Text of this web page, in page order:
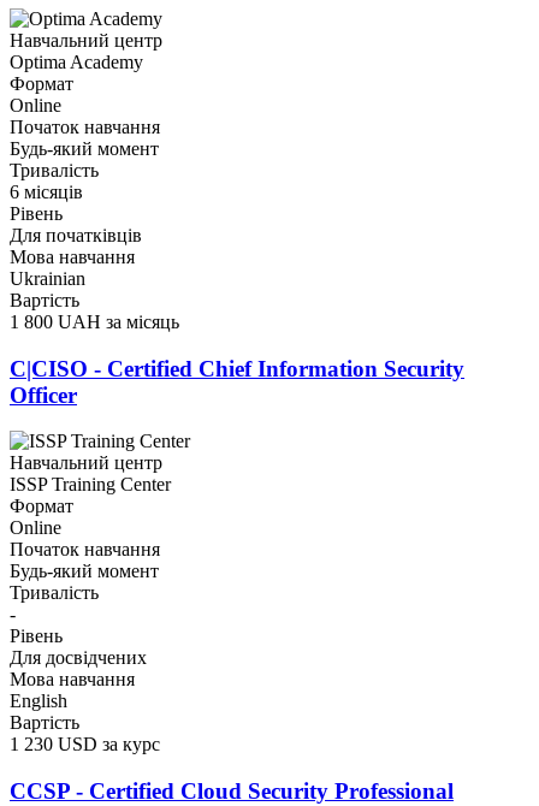
Навчальний центр
Optima Academy
Формат
Online
Початок навчання
Будь-який момент
Тривалість
6 місяців
Рівень
Для початківців
Мова навчання
Ukrainian
Вартість
1 800 UAH за місяць
C|CISO - Certified Chief Information Security
Officer
Навчальний центр
ISSP Training Center
Формат
Online
Початок навчання
Будь-який момент
Тривалість
-
Рівень
Для досвідчених
Мова навчання
English
Вартість
1 230 USD за курс
CCSP - Certified Cloud Security Professional